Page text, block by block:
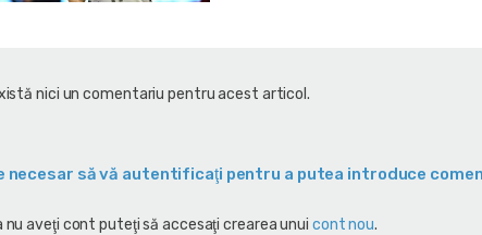
nici un comentariu pentru acest articol.
necesar să vă autentificaţi pentru a putea introduce
nu aveţi cont puteţi să accesaţi crearea unui cont nou.